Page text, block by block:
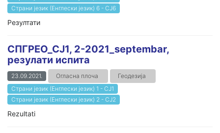
Страни језик (Енглески језик) 6 - СЈ6
Резултати
СПГРЕО_СЈ1, 2-2021_septembar,
резулати испита
23.09.2021. Огласна плоча
Геодезија
Страни језик (Енглески језик) 1 - СЈ1
Страни језик (Енглески језик) 2 - СЈ2
Rezultati